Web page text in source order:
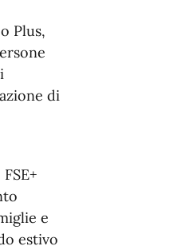
Plus,
di
e
estivo